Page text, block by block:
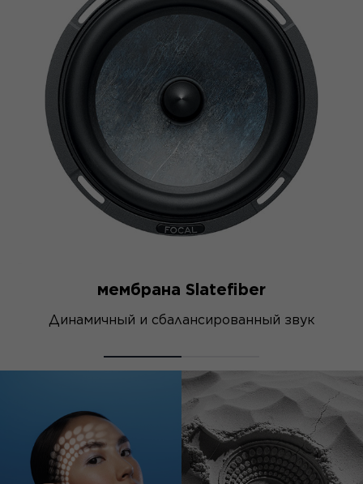
мембрана Slatefiber
Динамичный и сбалансированный звук